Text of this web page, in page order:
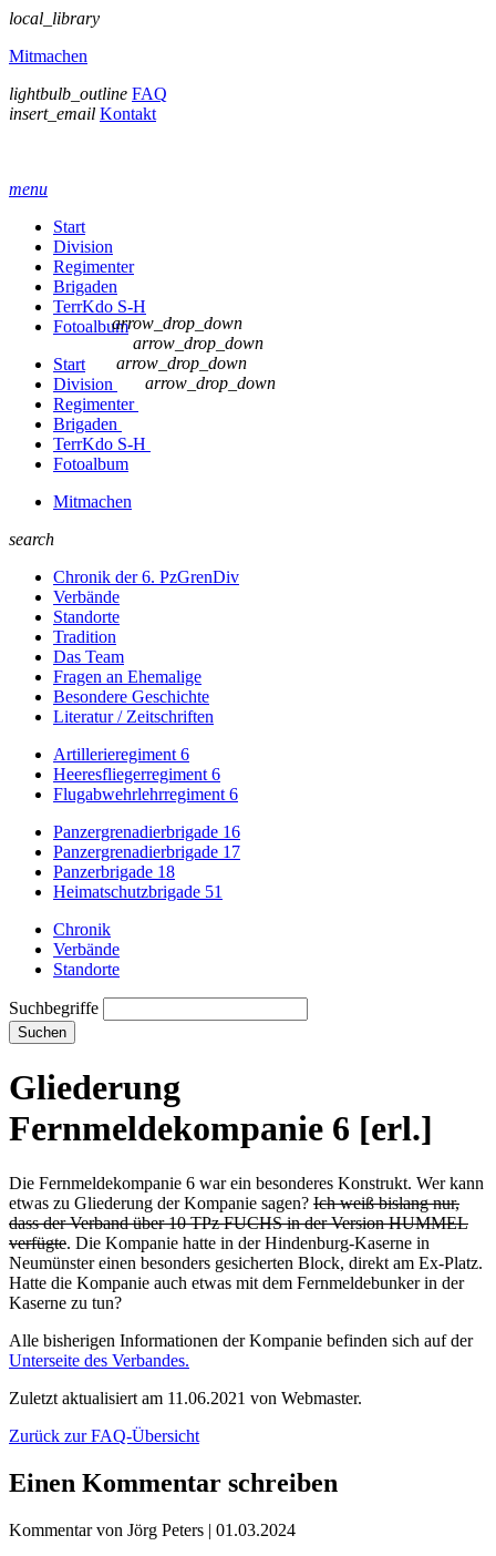
local_library
Mitmachen
lightbulb_outline FAQ
insert_email Kontakt
menu
Start
Division
Regimenter
Brigaden
TerrKdo S-H
Fotoalbum
Start
Division
arrow_drop_down
Regimenter
arrow_drop_down
Brigaden
arrow_drop_down
TerrKdo S-H
arrow_drop_down
Fotoalbum
Mitmachen
search
Chronik der 6. PzGrenDiv
Verbände
Standorte
Tradition
Das Team
Fragen an Ehemalige
Besondere Geschichte
Literatur / Zeitschriften
Artillerieregiment 6
Heeresfliegerregiment 6
Flugabwehrlehrregiment 6
Panzergrenadierbrigade 16
Panzergrenadierbrigade 17
Panzerbrigade 18
Heimatschutzbrigade 51
Chronik
Verbände
Standorte
Suchbegriffe
Suchen
Gliederung
Fernmeldekompanie 6 [erl.]
Die Fernmeldekompanie 6 war ein besonderes Konstrukt. Wer kann
etwas zu Gliederung der Kompanie sagen? Ich weiß bislang nur,
dass der Verband über 10 TPz FUCHS in der Version HUMMEL
verfügte. Die Kompanie hatte in der Hindenburg-Kaserne in
Neumünster einen besonders gesicherten Block, direkt am Ex-Platz.
Hatte die Kompanie auch etwas mit dem Fernmeldebunker in der
Kaserne zu tun?
Alle bisherigen Informationen der Kompanie befinden sich auf der
Unterseite des Verbandes.
Zuletzt aktualisiert am 11.06.2021 von Webmaster.
Zurück zur FAQ-Übersicht
Einen Kommentar schreiben
Kommentar von Jörg Peters | 01.03.2024